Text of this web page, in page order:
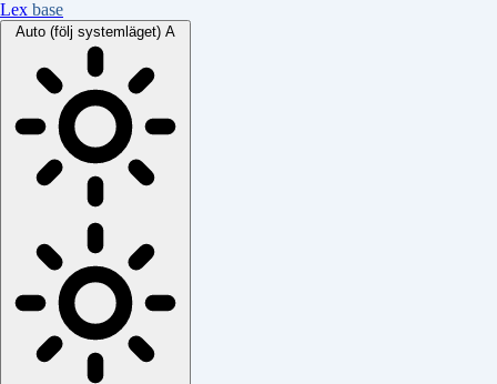
Lex base
Auto (följ systemläget) A